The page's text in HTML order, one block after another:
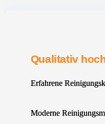
Qualitativ
Erfahrene
Moderne